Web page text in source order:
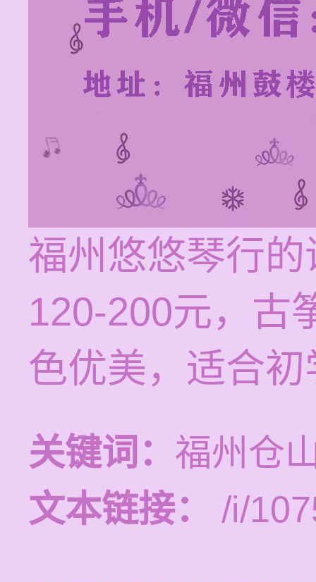
福州悠悠琴行
120-200元，古
色优美，适合
关键词： 福州仓
文本链接：
/i/